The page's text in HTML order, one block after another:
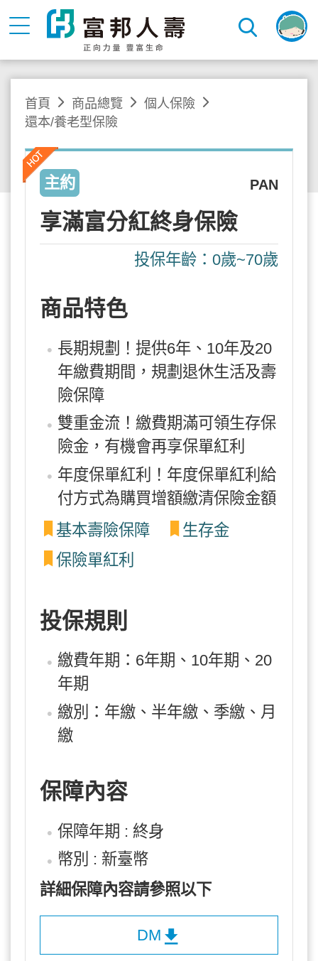
首頁 商品總覽
個人保險
還本/養老型保險
主約 PAN
享滿富分紅終身保險
投保年齡：0歲~70歲
商品特色
長期規劃！提供6年、10年及20
年繳費期間，規劃退休生活及壽
險保障
雙重金流！繳費期滿可領生存保
險金，有機會再享保單紅利
年度保單紅利！年度保單紅利給
付方式為購買增額繳清保險金額
基本壽險保障
生存金
保險單紅利
投保規則
繳費年期：6年期、10年期、20
年期
繳別：年繳、半年繳、季繳、月
繳
保障內容
保障年期 : 終身
幣別 : 新臺幣
詳細保障內容請參照以下
DM